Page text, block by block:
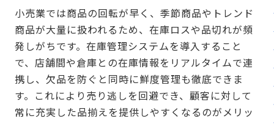
小売業では商品の回転が早く、季節商品やトレンド
商品が大量に扱われるため、在庫ロスや品切れが頻
発しがちです。在庫管理システムを導入すること
で、店舗間や倉庫との在庫情報をリアルタイムで連
携し、欠品を防ぐと同時に鮮度管理も徹底できま
す。これにより売り逃しを回避でき、顧客に対して
常に充実した品揃えを提供しやすくなるのがメリッ